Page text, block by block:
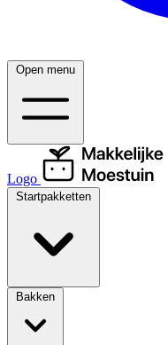
Open menu
Logo
Startpakketten
Bakken